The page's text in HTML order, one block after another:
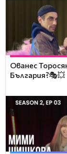
Ованес
България?🎭💥